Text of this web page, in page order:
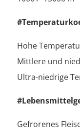
Hohe
Mittlere und
Ultra-niedrige
Gefrorenes